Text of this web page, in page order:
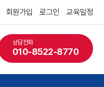
회원가입 로그인 교육일정
상담전화
010-8522-8770